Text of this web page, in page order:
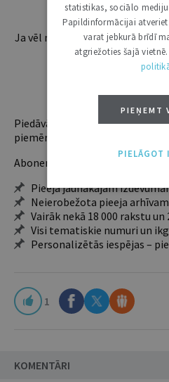
Ja vēl neesi abonents, aicinām
Iegūsi tūlītēju piekļuvi
Piedāvājam trīs abonementu
piemērotākais ir "Mazais" (3, 6
Abonentu ieguvumi:
Pieeja jaunākajam
Neierobežota pieeja arhīvam
Vairāk nekā 18 000 rakstu un
Visi tematiskie numuri un
Personalizētās iespējas –
1
KOMENTĀRI
statistikas, sociālo
Papildinformācijai
varat jebkurā brīdī
atgriežoties šajā
PIEŅEMT
PIELĀGOT